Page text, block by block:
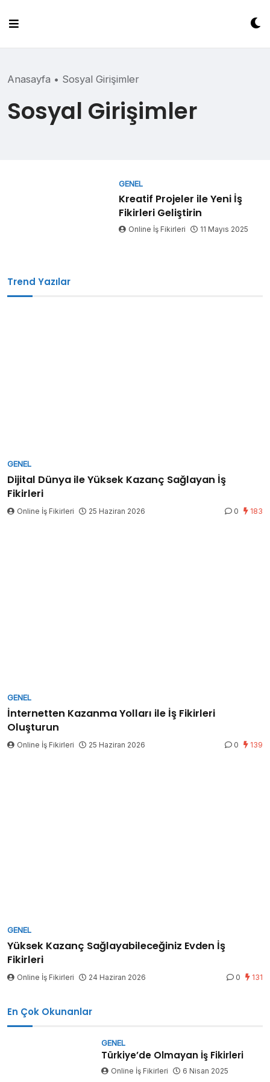
content
Anasayfa • Sosyal Girişimler
Sosyal Girişimler
GENEL
Kreatif Projeler ile Yeni İş
Fikirleri Geliştirin
Online İş Fikirleri 11 Mayıs 2025
Trend Yazılar
GENEL
Dijital Dünya ile Yüksek Kazanç Sağlayan İş
Fikirleri
Online İş Fikirleri 25 Haziran 2026 0 183
GENEL
İnternetten Kazanma Yolları ile İş Fikirleri
Oluşturun
Online İş Fikirleri 25 Haziran 2026 0 139
GENEL
Yüksek Kazanç Sağlayabileceğiniz Evden İş
Fikirleri
Online İş Fikirleri 24 Haziran 2026 0 131
En Çok Okunanlar
GENEL
Türkiye’de Olmayan İş Fikirleri
Online İş Fikirleri 6 Nisan 2025